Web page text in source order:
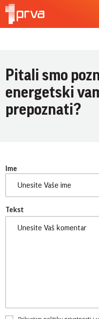
Pitali smo
energetski
prepoznati?
Ime
Tekst